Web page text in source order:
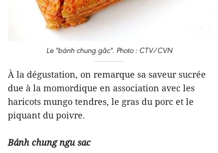
Le "bánh chung gâc". Photo : CTV/CVN
À la dégustation, on remarque sa saveur sucrée
due à la momordique en association avec les
haricots mungo tendres, le gras du porc et le
piquant du poivre.
Bánh chung ngu sac